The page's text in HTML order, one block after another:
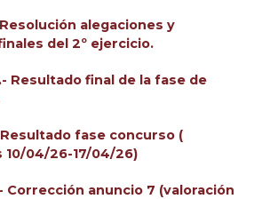
alegaciones y
del 2º ejercicio.
Resultado final de la fase de
fase concurso (
10/04/26-17/04/26)
Corrección anuncio 7 (valoración